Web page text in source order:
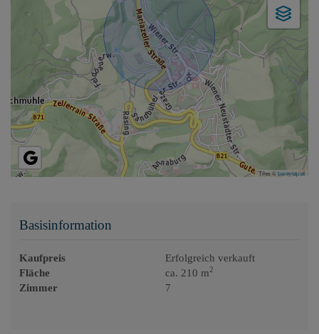
Tiles ©basemap.at
Basisinformation
Kaufpreis
Erfolgreich verkauft
Fläche
ca. 210 m2
Zimmer 7